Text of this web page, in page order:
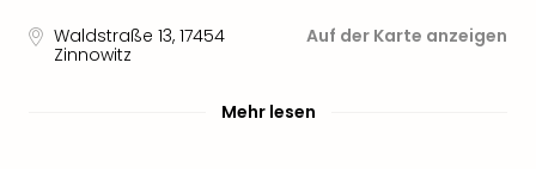
Waldstraße 13, 17454
Zinnowitz
Auf der Karte anzeigen
Mehr lesen